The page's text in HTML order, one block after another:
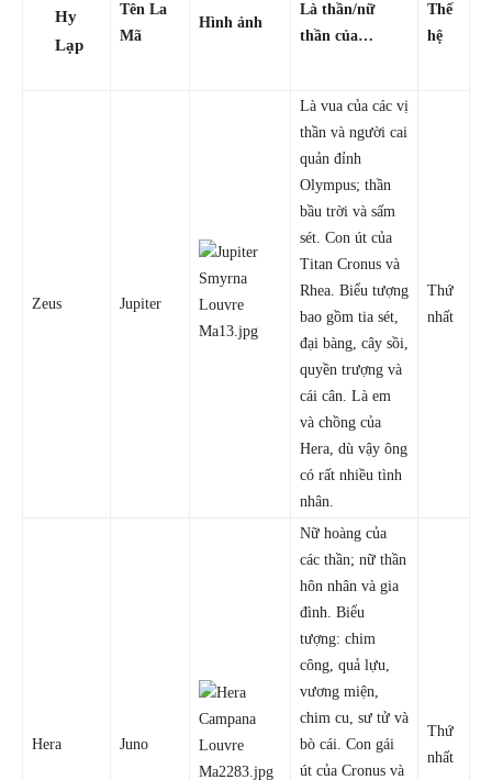
Hy
Lạp
Tên La
Mã
Hình ảnh
Là thần/nữ
thần của…
Thế
hệ
Zeus Jupiter
Là vua của các vị
thần và người cai
quản đỉnh
Olympus; thần
bầu trời và sấm
sét. Con út của
Titan Cronus và
Rhea. Biểu tượng
bao gồm tia sét,
đại bàng, cây sồi,
quyền trượng và
cái cân. Là em
và chồng của
Hera, dù vậy ông
có rất nhiều tình
nhân.
Thứ
nhất
Hera Juno
Nữ hoàng của
các thần; nữ thần
hôn nhân và gia
đình. Biểu
tượng: chim
công, quả lựu,
vương miện,
chim cu, sư tử và
bò cái. Con gái
út của Cronus và
Thứ
nhất